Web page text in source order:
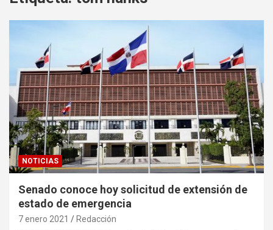
NOTICIAS
Senado conoce hoy solicitud de extensión de
estado de emergencia
7 enero 2021 Redacción